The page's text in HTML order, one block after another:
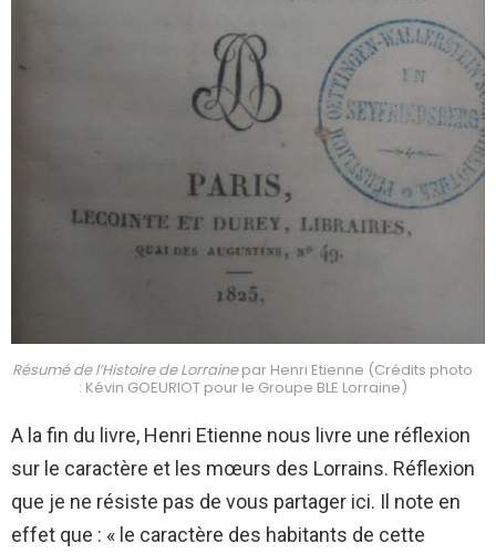
Résumé de l’Histoire de Lorrainepar Henri Etienne (Crédits photo
: Kévin GOEURIOT pour le Groupe BLE Lorraine)
A la fin du livre, Henri Etienne nous livre une réflexion
sur le caractère et les mœurs des Lorrains. Réflexion
que je ne résiste pas de vous partager ici. Il note en
effet que : « le caractère des habitants de cette